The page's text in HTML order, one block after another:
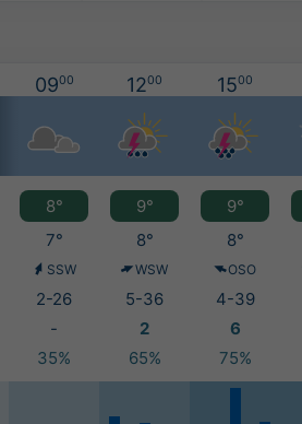
0900 1200 1500
8° 9° 9°
7° 8° 8°
SSW WSW OSO
2-26 5-36 4-39
- 2 6
35% 65% 75%